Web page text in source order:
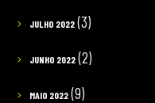
JULHO 2022(3)
JUNHO 2022(2)
MAIO 2022(9)